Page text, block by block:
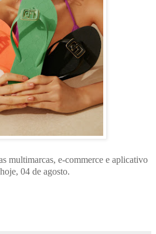
multimarcas, e-commerce e aplicativo
04 de agosto.